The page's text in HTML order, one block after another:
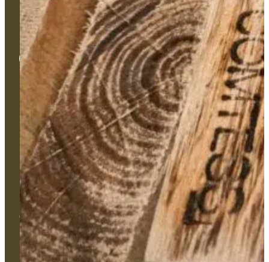
Univers
Bâtiment
Monument
Haute-Peinture
Nos types de produits
Services